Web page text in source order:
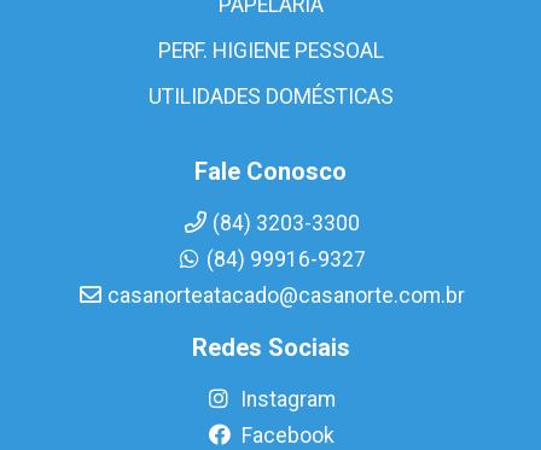
PAPELARIA
PERF. HIGIENE PESSOAL
UTILIDADES DOMÉSTICAS
Fale Conosco
(84) 3203-3300
(84) 99916-9327
casanorteatacado@casanorte.com.br
Redes Sociais
Instagram
Facebook